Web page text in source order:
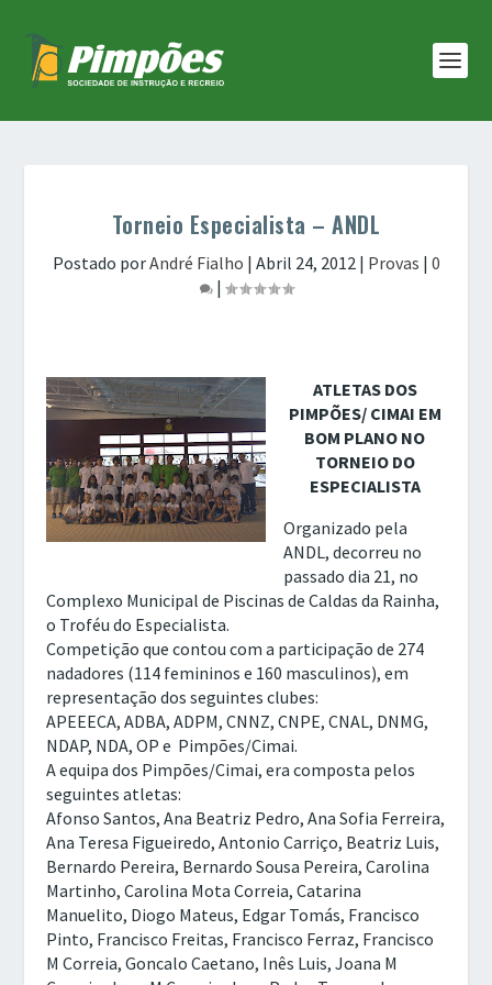
Torneio Especialista – ANDL
Postado porAndré Fialho | Abril 24, 2012| Provas | 0
|
ATLETAS DOS
PIMPÕES/ CIMAI EM
BOM PLANO NO
TORNEIO DO
ESPECIALISTA
Organizado pela
ANDL, decorreu no
passado dia 21, no
Complexo Municipal de Piscinas de Caldas da Rainha,
o Troféu do Especialista.
Competição que contou com a participação de 274
nadadores (114 femininos e 160 masculinos),em
representação dos seguintes clubes:
APEEECA, ADBA, ADPM, CNNZ, CNPE, CNAL, DNMG,
NDAP, NDA, OPe Pimpões/Cimai.
A equipa dos Pimpões/Cimai, era composta pelos
seguintes atletas:
Afonso Santos, Ana Beatriz Pedro, Ana Sofia Ferreira,
Ana Teresa Figueiredo, Antonio Carriço, Beatriz Luis,
Bernardo Pereira, Bernardo Sousa Pereira, Carolina
Martinho, Carolina Mota Correia, Catarina
Manuelito, Diogo Mateus, Edgar Tomás, Francisco
Pinto, Francisco Freitas, Francisco Ferraz, Francisco
M Correia, Goncalo Caetano, Inês Luis, Joana M